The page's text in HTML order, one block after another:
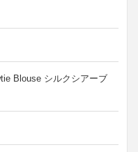
Blouse シルクシアーブ